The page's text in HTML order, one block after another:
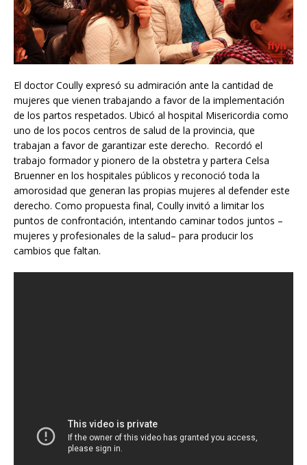
El doctor Coully expresó su admiración ante la cantidad de
mujeres que vienen trabajando a favor de la implementación
de los partos respetados. Ubicó al hospital Misericordia como
uno de los pocos centros de salud de la provincia, que
trabajan a favor de garantizar este derecho. Recordó el
trabajo formador y pionero de la obstetra y partera Celsa
Bruenner en los hospitales públicos y reconoció toda la
amorosidad que generan las propias mujeres al defender este
derecho. Como propuesta final, Coully invitó a limitar los
puntos de confrontación, intentando caminar todos juntos –
mujeres y profesionales de la salud– para producir los
cambios que faltan.